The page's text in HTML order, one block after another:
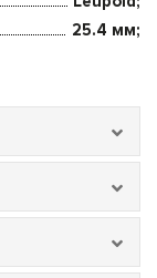
25.4 мм;